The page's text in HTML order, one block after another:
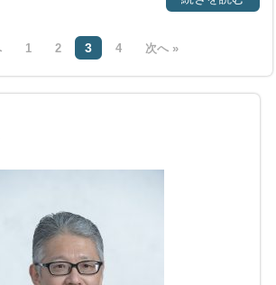
1 2 3 4 次へ »